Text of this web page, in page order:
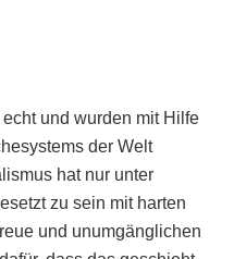
und wurden mit Hilfe
der Welt
hat nur unter
zu sein mit harten
und unumgänglichen